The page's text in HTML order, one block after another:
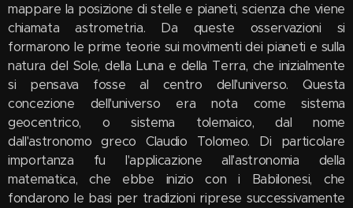
mappare la posizione di stelle e pianeti, scienza che viene
chiamata astrometria. Da queste osservazioni si
formarono le prime teorie sui movimenti dei pianeti e sulla
natura del Sole, della Luna e della Terra, che inizialmente
si pensava fosse al centro dell'universo. Questa
concezione dell'universo era nota come sistema
geocentrico, o sistema tolemaico, dal nome
dall'astronomo greco Claudio Tolomeo. Di particolare
importanza fu l'applicazione all'astronomia della
matematica, che ebbe inizio con i Babilonesi, che
fondarono le basi per tradizioni riprese successivamente